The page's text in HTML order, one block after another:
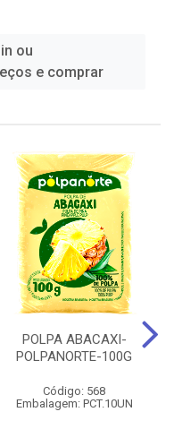
ou
e comprar
POLPA ABACAXI-
POLPANORTE-100G
Código: 568
Embalagem: PCT.10UN